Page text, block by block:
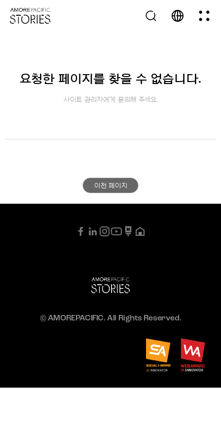
요청한 페이지를 찾을 수 없습니다.
사이트 관리자에게 문의해 주세요.
이전 페이지
© AMOREPACIFIC. All Rights Reserved.